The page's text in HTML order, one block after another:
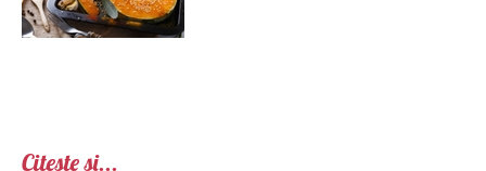
Citește și...